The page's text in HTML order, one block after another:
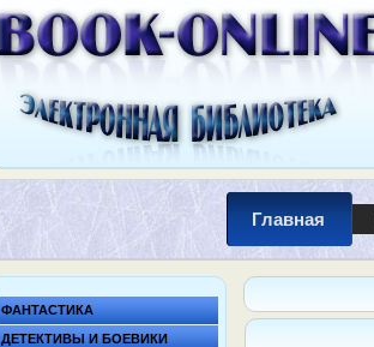
Главная
ФАНТАСТИКА
ДЕТЕКТИВЫ И БОЕВИКИ